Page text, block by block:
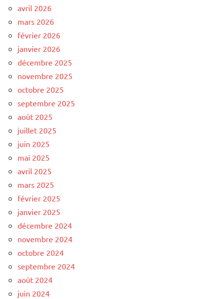
avril 2026
mars 2026
février 2026
janvier 2026
décembre 2025
novembre 2025
octobre 2025
septembre 2025
août 2025
juillet 2025
juin 2025
mai 2025
avril 2025
mars 2025
février 2025
janvier 2025
décembre 2024
novembre 2024
octobre 2024
septembre 2024
août 2024
juin 2024